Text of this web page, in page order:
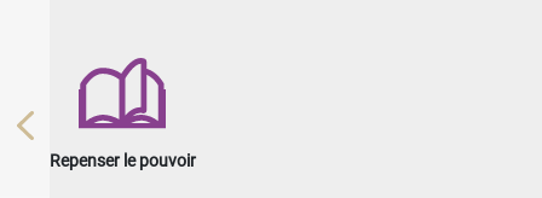
Repenser le pouvoir
Previous